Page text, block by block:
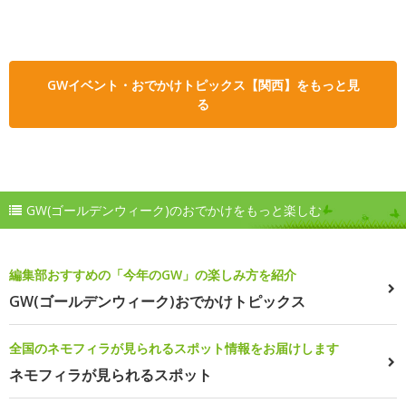
GWイベント・おでかけトピックス【関西】をもっと見
る
GW(ゴールデンウィーク)のおでかけをもっと楽しむ
編集部おすすめの「今年のGW」の楽しみ方を紹介
GW(ゴールデンウィーク)おでかけトピックス
全国のネモフィラが見られるスポット情報をお届けします
ネモフィラが見られるスポット